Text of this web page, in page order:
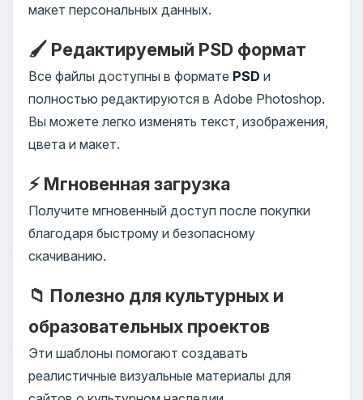
макет персональных данных.
🖌️ Редактируемый PSD формат
Все файлы доступны в формате PSD и
полностью редактируются в Adobe Photoshop.
Вы можете легко изменять текст, изображения,
цвета и макет.
⚡ Мгновенная загрузка
Получите мгновенный доступ после покупки
благодаря быстрому и безопасному
скачиванию.
📁 Полезно для культурных и
образовательных проектов
Эти шаблоны помогают создавать
реалистичные визуальные материалы для